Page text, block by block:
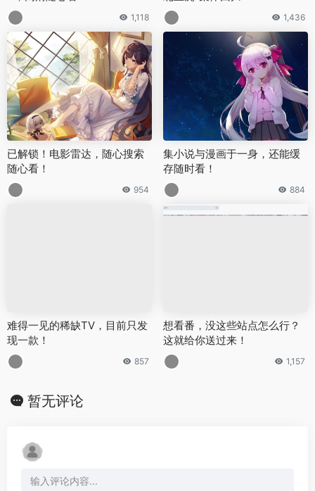
1,118 1,436
已解锁！电影雷达，随心搜索
随心看！
954
集小说与漫画于一身，还能缓
存随时看！
884
难得一见的稀缺TV，目前只发
现一款！
857
想看番，没这些站点怎么行？
这就给你送过来！
1,157
暂无评论